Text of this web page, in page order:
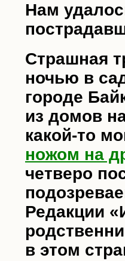
Нам
Страшная
ночью в
городе
из домов
какой-то
ножом на
четверо
Редакции
в этом